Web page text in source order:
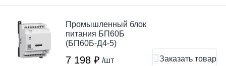
Промышленный блок
питания БП60Б
(БП60Б-Д4-5)
7 198 ₽ /шт Заказать товар